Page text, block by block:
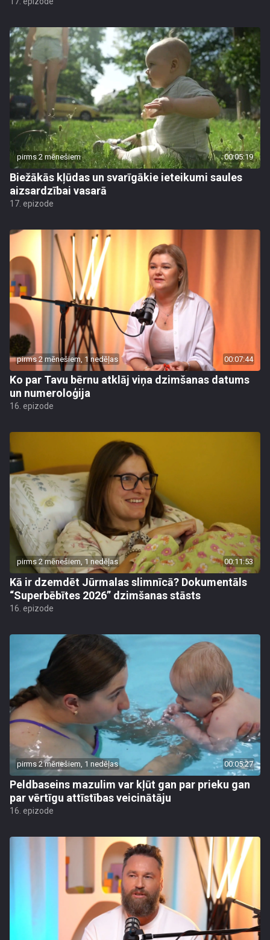
pirms 2 mēnešiem 00:05:19
Biežākās kļūdas un svarīgākie ieteikumi saules
aizsardzībai vasarā
17. epizode
pirms 2 mēnešiem, 1 nedēļas 00:07:44
Ko par Tavu bērnu atklāj viņa dzimšanas datums
un numeroloģija
16. epizode
pirms 2 mēnešiem, 1 nedēļas 00:11:53
Kā ir dzemdēt Jūrmalas slimnīcā? Dokumentāls
“Superbēbītes 2026” dzimšanas stāsts
16. epizode
pirms 2 mēnešiem, 1 nedēļas 00:05:27
Peldbaseins mazulim var kļūt gan par prieku gan
par vērtīgu attīstības veicinātāju
16. epizode